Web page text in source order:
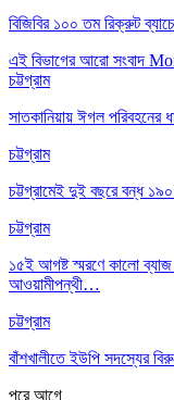
বিজিবির ১০০ তম রিক্রুট
এই বিভাগের আরো সংবাদ
চট্টগ্রাম
সাতকানিয়ায় ঈগল পরিবহনের
চট্টগ্রাম
চট্টগ্রামেই দুই বছরে বন্ধ
চট্টগ্রাম
১৫ই আগষ্ট স্মরণে কালো ব্যাজ
আওয়ামীপন্থী…
চট্টগ্রাম
বাঁশখালীতে ইউপি সদস্যের
পরেআগে